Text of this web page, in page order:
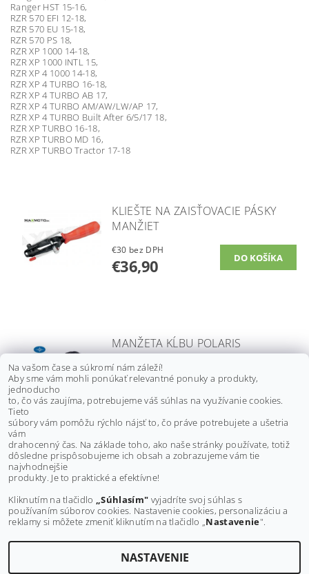
Ranger HST 15-16,
RZR 570 EFI 12-18,
RZR 570 EU 15-18,
RZR 570 PS 18,
RZR XP 1000 14-18,
RZR XP 1000 INTL 15,
RZR XP 4 1000 14-18,
RZR XP 4 TURBO 16-18,
RZR XP 4 TURBO AB 17,
RZR XP 4 TURBO AM/AW/LW/AP 17,
RZR XP 4 TURBO Built After 6/5/17 18,
RZR XP TURBO 16-18,
RZR XP TURBO MD 16,
RZR XP TURBO Tractor 17-18
KLIEŠTE NA ZAISŤOVACIE PÁSKY
MANŽIET
€30 bez DPH
€36,90
MANŽETA KĹBU POLARIS
SCRAMBLER 1000 21,
SPORTSMAN 1000 21-23,
3236447, PREDNÁ VONKAJŠIA
€55,30 bez DPH
€68
Buďte prvý, kto napíše príspevok k tejto položke.
Na vašom čase a súkromí nám záleží!
Aby sme vám mohli ponúkať relevantné ponuky a produkty,
jednoducho
to, čo vás zaujíma, potrebujeme váš súhlas na využívanie cookies.
Tieto
súbory vám pomôžu rýchlo nájsť to, čo práve potrebujete a ušetria
vám
drahocenný čas. Na základe toho, ako naše stránky používate, totiž
dôsledne prispôsobujeme ich obsah a zobrazujeme vám tie
najvhodnejšie
produkty. Je to praktické a efektívne!
Kliknutím na tlačidlo „Súhlasím" vyjadríte svoj súhlas s
používaním súborov cookies. Nastavenie cookies, personalizáciu a
reklamy si môžete zmeniť kliknutím na tlačidlo „Nastavenie".
NASTAVENIE